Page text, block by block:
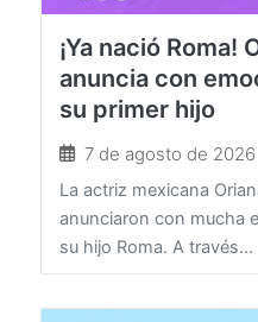
¡Ya nació Roma!
anuncia con
7 de agosto de 2026
La actriz mexicana
anunciaron con mucha
su hijo Roma. A través...